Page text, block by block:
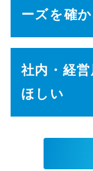
ーズを確
社内・経
ほしい